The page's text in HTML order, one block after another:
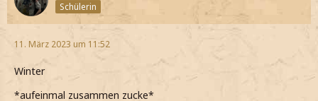
*den Becher fallen lasse als sehe wie das dunkle Mal am
Himmel erscheint*
*mich instinktiv an Ace fest kralle*
*ihn anschaue*
Schülerin
11. März 2023 um 11:52
Winter
*aufeinmal zusammen zucke*